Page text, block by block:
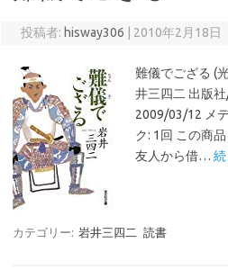
投稿者: hisway306 2010年2月18日
難儀でござる (
井三四二 出版
2009/03/12 メ
ク: 1回 この商
友人から借…
カテゴリー: 岩井三四二 読書